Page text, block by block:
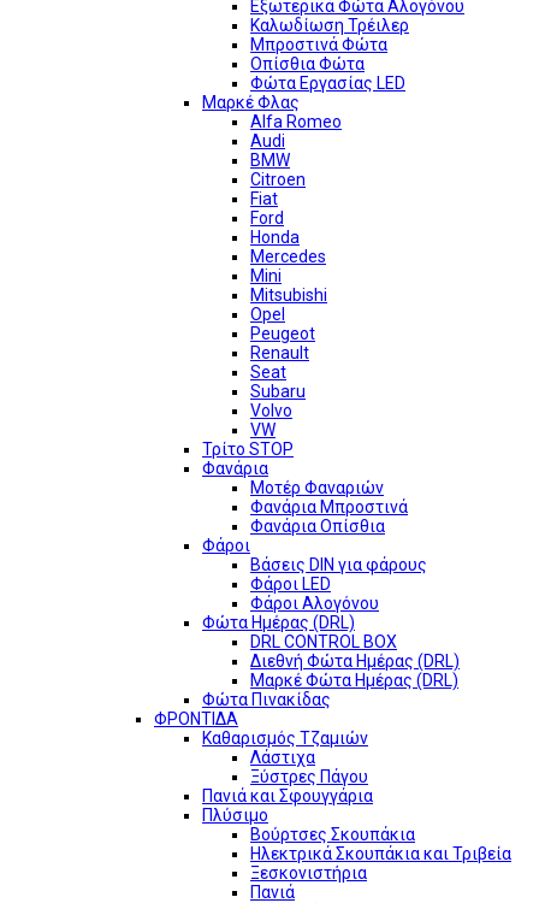
Εξωτερικά Φώτα Αλογόνου
Καλωδίωση Τρέιλερ
Μπροστινά Φώτα
Οπίσθια Φώτα
Φώτα Εργασίας LED
Μαρκέ Φλας
Alfa Romeo
Audi
BMW
Citroen
Fiat
Ford
Honda
Mercedes
Mini
Mitsubishi
Opel
Peugeot
Renault
Seat
Subaru
Volvo
VW
Τρίτο STOP
Φανάρια
Μοτέρ Φαναριών
Φανάρια Μπροστινά
Φανάρια Οπίσθια
Φάροι
Βάσεις DIN για φάρους
Φάροι LED
Φάροι Αλογόνου
Φώτα Ημέρας (DRL)
DRL CONTROL BOX
Διεθνή Φώτα Ημέρας (DRL)
Μαρκέ Φώτα Ημέρας (DRL)
Φώτα Πινακίδας
ΦΡΟΝΤΙΔΑ
Καθαρισμός Τζαμιών
Λάστιχα
Ξύστρες Πάγου
Πανιά και Σφουγγάρια
Πλύσιμο
Βούρτσες Σκουπάκια
Ηλεκτρικά Σκουπάκια και Τριβεία
Ξεσκονιστήρια
Πανιά